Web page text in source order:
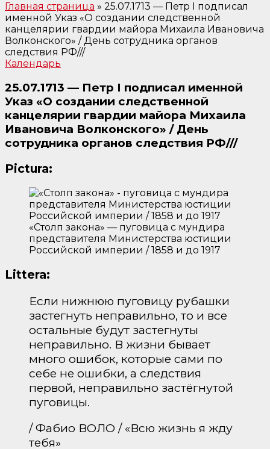
Главная страница » 25.07.1713 — Петр I подписал
именной Указ «О создании следственной
канцелярии гвардии майора Михаила Ивановича
Волконского» / День сотрудника органов
следствия РФ///
Календарь
25.07.1713 — Петр I подписал именной
Указ «О создании следственной
канцелярии гвардии майора Михаила
Ивановича Волконского» / День
сотрудника органов следствия РФ///
Pictura:
«Столп закона» — пуговица с мундира
представителя Министерства юстиции
Российской империи / 1858 и до 1917
Littera:
Если нижнюю пуговицу рубашки
застегнуть неправильно, то и все
остальные будут застегнуты
неправильно. В жизни бывает
много ошибок, которые сами по
себе не ошибки, а следствия
первой, неправильно застёгнутой
пуговицы.
/ Фабио ВОЛО / «Всю жизнь я жду
тебя»